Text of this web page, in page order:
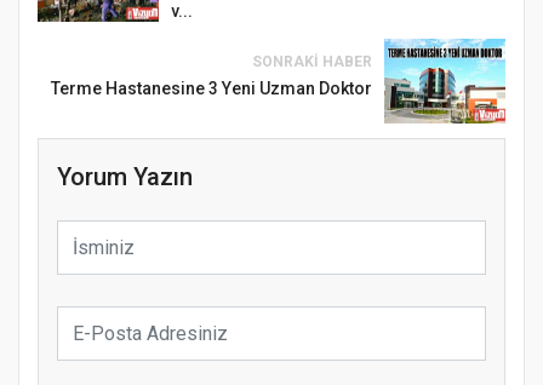
v...
SONRAKI HABER
Terme Hastanesine 3 Yeni Uzman Doktor
Yorum Yazın